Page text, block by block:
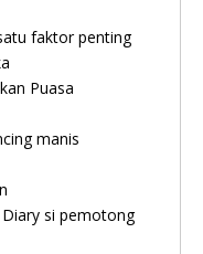
faktor penting
Puasa
manis
si pemotong